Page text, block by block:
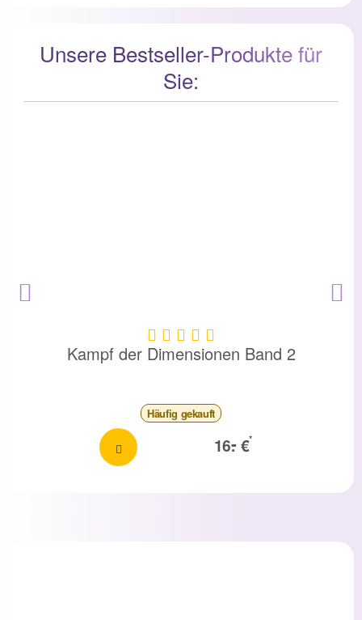
Unsere Bestseller-Produkte für
Sie:
Kampf der Dimensionen Band 2
Häufig gekauft
16.- €
*